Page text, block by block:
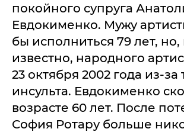
покойного супруга
Евдокименко. Мужу
бы исполниться 79 лет, но,
известно, народного
23 октября 2002 года из-за
инсульта. Евдокименко
возрасте 60 лет. После
София Ротару больше